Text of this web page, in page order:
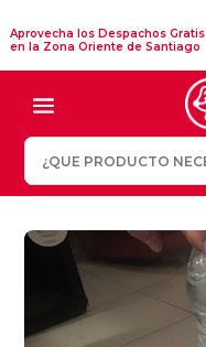
Aprovecha los Despachos Gratis
en la Zona Oriente de Santiago